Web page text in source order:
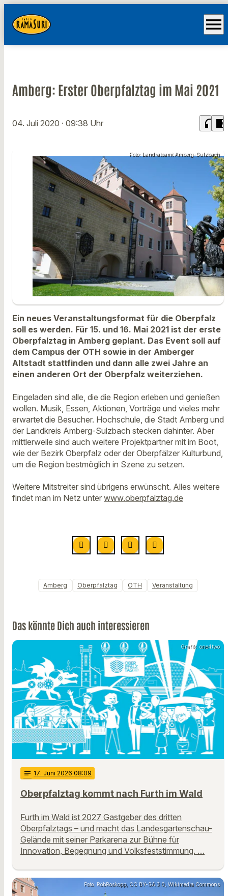
menu
Amberg: Erster Oberpfalztag im Mai 2021
04. Juli 2020 · 09:38 Uhr headphones chrome_reader_mode
Foto: Landratsamt Amberg-Sulzbach
Ein neues Veranstaltungsformat für die Oberpfalz
soll es werden. Für 15. und 16. Mai 2021 ist der erste
Oberpfalztag in Amberg geplant. Das Event soll auf
dem Campus der OTH sowie in der Amberger
Altstadt stattfinden und dann alle zwei Jahre an
einen anderen Ort der Oberpfalz weiterziehen.
Eingeladen sind alle, die die Region erleben und genießen
wollen. Musik, Essen, Aktionen, Vorträge und vieles mehr
erwartet die Besucher. Hochschule, die Stadt Amberg und
der Landkreis Amberg-Sulzbach stecken dahinter. Aber
mittlerweile sind auch weitere Projektpartner mit im Boot,
wie der Bezirk Oberpfalz oder der Oberpfälzer Kulturbund,
um die Region bestmöglich in Szene zu setzen.
Weitere Mitstreiter sind übrigens erwünscht. Alles weitere
findet man im Netz unter www.oberpfalztag.de
Amberg Oberpfalztag OTH Veranstaltung
Das könnte Dich auch interessieren
Grafik: one4two
notes 17. Juni 2026 08:09
Oberpfalztag kommt nach Furth im Wald
Furth im Wald ist 2027 Gastgeber des dritten
Oberpfalztags – und macht das Landesgartenschau-
Gelände mit seiner Parkarena zur Bühne für
Innovation, Begegnung und Volksfeststimmung. …
Foto: RobRoskopp, CC BY-SA 3.0, Wikimedia Commons